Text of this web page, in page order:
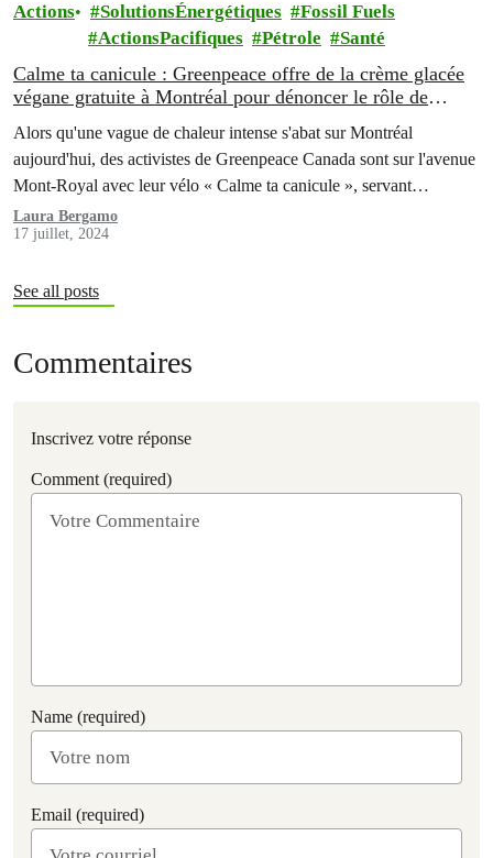
Actions SolutionsÉnergétiques
Fossil Fuels
ActionsPacifiques
Pétrole Santé
Calme ta canicule : Greenpeace offre de la crème glacée
végane gratuite à Montréal pour dénoncer le rôle de
l’industrie pétrolière dans la hausse du mercure planétaire
Alors qu'une vague de chaleur intense s'abat sur Montréal
aujourd'hui, des activistes de Greenpeace Canada sont sur l'avenue
Mont-Royal avec leur vélo « Calme ta canicule », servant
gratuitement de la crème glacée végane afin d'offrir une perspective
rafraîchissante sur ces températures extrêmes. Greenpeace souhaite
combustibles fossiles à…
Laura Bergamo
17 juillet, 2024
See all posts
Commentaires
Inscrivez votre réponse
Comment (required)
Name (required)
Email (required)